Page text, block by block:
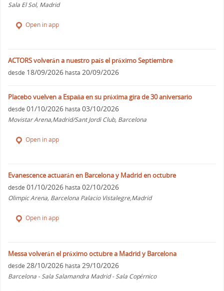
Sala El Sol, Madrid
Open in app
ACTORS volverán a nuestro país el próximo Septiembre
desde 18/09/2026 hasta 20/09/2026
Placebo vuelven a España en su próxima gira de 30 aniversario
desde 01/10/2026 hasta 03/10/2026
Movistar Arena,Madrid/Sant Jordi Club, Barcelona
Open in app
Evanescence actuarán en Barcelona y Madrid en octubre
desde 01/10/2026 hasta 02/10/2026
Olimpic Arena, Barcelona Palacio Vistalegre,Madrid
Open in app
Messa volverán el próximo octubre a Madrid y Barcelona
desde 28/10/2026 hasta 29/10/2026
Barcelona - Sala Salamandra Madrid - Sala Copérnico